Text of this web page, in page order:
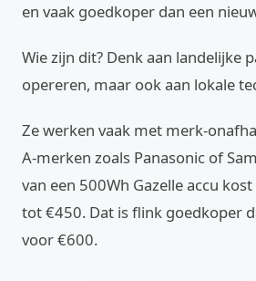
en vaak goedkoper dan een
Wie zijn dit? Denk aan landelijke
opereren, maar ook aan lokale
Ze werken vaak met merk-
A-merken zoals Panasonic of
van een 500Wh Gazelle accu
tot €450. Dat is flink goedkoper
voor €600.